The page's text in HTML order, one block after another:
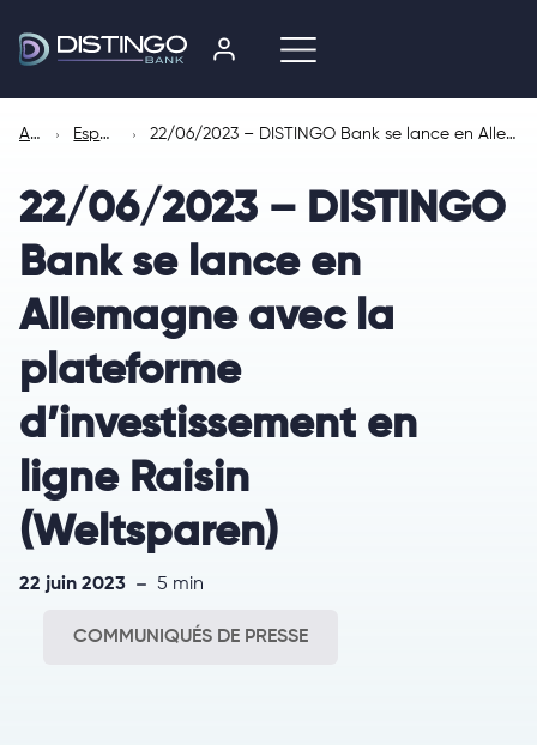
Accueil Espace presse 22/06/2023 – DISTINGO Bank se lance en Allemagne avec la plateforme d’investissement en ligne Raisin (Weltsparen)
22/06/2023 – DISTINGO
Bank se lance en
Allemagne avec la
plateforme
d’investissement en
ligne Raisin
(Weltsparen)
22 juin 2023 5 min
COMMUNIQUÉS DE PRESSE